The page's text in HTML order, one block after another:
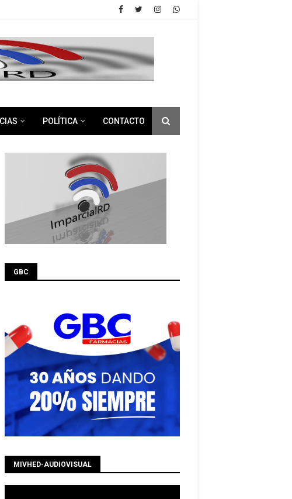
POLÍTICA CONTACTO
GBC
MIVHED-AUDIOVISUAL